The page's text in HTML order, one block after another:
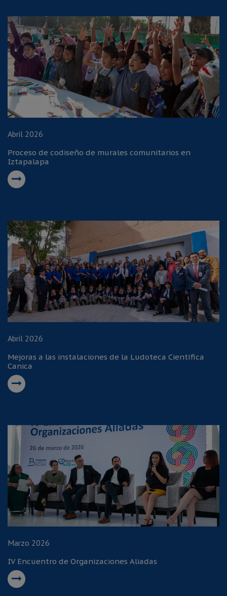
Abril 2026
Proceso de codiseño de murales comunitarios en
Iztapalapa
Abril 2026
Mejoras a las instalaciones de la Ludoteca Científica
Canica
Marzo 2026
IV Encuentro de Organizaciones Aliadas